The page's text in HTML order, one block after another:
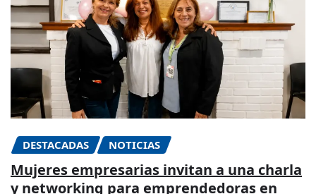
DESTACADAS NOTICIAS
Mujeres empresarias invitan a una charla
y networking para emprendedoras en